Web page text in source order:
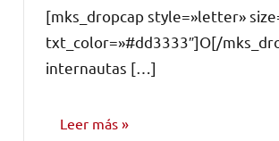
[mks_dropcap style=»letter»
txt_color=»#dd3333″]O[/
internautas […]
Leer más